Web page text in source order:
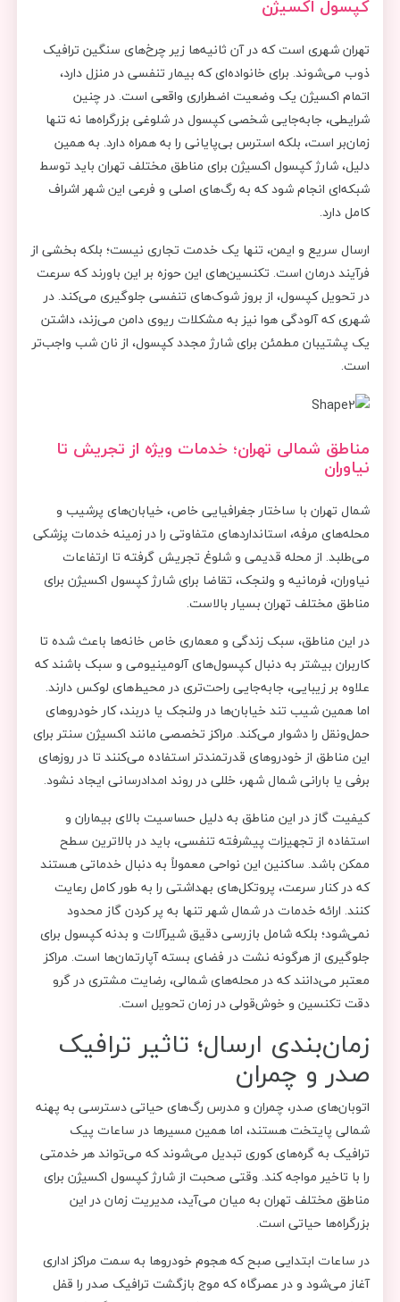
کپسول اکسیژن
تهران شهری است که در آن ثانیه‌ها زیر چرخ‌های سنگین ترافیک
ذوب می‌شوند. برای خانواده‌ای که بیمار تنفسی در منزل دارد،
اتمام اکسیژن یک وضعیت اضطراری واقعی است. در چنین
شرایطی، جابه‌جایی شخصی کپسول در شلوغی بزرگراه‌ها نه تنها
زمان‌بر است، بلکه استرس بی‌پایانی را به همراه دارد. به همین
دلیل، شارژ کپسول اکسیژن برای مناطق مختلف تهران باید توسط
شبکه‌ای انجام شود که به رگ‌های اصلی و فرعی این شهر اشراف
کامل دارد.
ارسال سریع و ایمن، تنها یک خدمت تجاری نیست؛ بلکه بخشی از
فرآیند درمان است. تکنسین‌های این حوزه بر این باورند که سرعت
در تحویل کپسول، از بروز شوک‌های تنفسی جلوگیری می‌کند. در
شهری که آلودگی هوا نیز به مشکلات ریوی دامن می‌زند، داشتن
یک پشتیبان مطمئن برای شارژ مجدد کپسول، از نان شب واجب‌تر
است.
مناطق شمالی تهران؛ خدمات ویژه از تجریش تا
نیاوران
شمال تهران با ساختار جغرافیایی خاص، خیابان‌های پرشیب و
محله‌های مرفه، استانداردهای متفاوتی را در زمینه خدمات پزشکی
می‌طلبد. از محله قدیمی و شلوغ تجریش گرفته تا ارتفاعات
نیاوران، فرمانیه و ولنجک، تقاضا برای شارژ کپسول اکسیژن برای
مناطق مختلف تهران بسیار بالاست.
در این مناطق، سبک زندگی و معماری خاص خانه‌ها باعث شده تا
کاربران بیشتر به دنبال کپسول‌های آلومینیومی و سبک باشند که
علاوه بر زیبایی، جابه‌جایی راحت‌تری در محیط‌های لوکس دارند.
اما همین شیب تند خیابان‌ها در ولنجک یا دربند، کار خودروهای
حمل‌ونقل را دشوار می‌کند. مراکز تخصصی مانند اکسیژن سنتر برای
این مناطق از خودروهای قدرتمندتر استفاده می‌کنند تا در روزهای
برفی یا بارانی شمال شهر، خللی در روند امدادرسانی ایجاد نشود.
کیفیت گاز در این مناطق به دلیل حساسیت بالای بیماران و
استفاده از تجهیزات پیشرفته تنفسی، باید در بالاترین سطح
ممکن باشد. ساکنین این نواحی معمولاً به دنبال خدماتی هستند
که در کنار سرعت، پروتکل‌های بهداشتی را به طور کامل رعایت
کنند. ارائه خدمات در شمال شهر تنها به پر کردن گاز محدود
نمی‌شود؛ بلکه شامل بازرسی دقیق شیرآلات و بدنه کپسول برای
جلوگیری از هرگونه نشت در فضای بسته آپارتمان‌ها است. مراکز
معتبر می‌دانند که در محله‌های شمالی، رضایت مشتری در گرو
دقت تکنسین و خوش‌قولی در زمان تحویل است.
زمان‌بندی ارسال؛ تاثیر ترافیک
صدر و چمران
اتوبان‌های صدر، چمران و مدرس رگ‌های حیاتی دسترسی به پهنه
شمالی پایتخت هستند، اما همین مسیرها در ساعات پیک
ترافیک به گره‌های کوری تبدیل می‌شوند که می‌تواند هر خدمتی
را با تاخیر مواجه کند. وقتی صحبت از شارژ کپسول اکسیژن برای
مناطق مختلف تهران به میان می‌آید، مدیریت زمان در این
بزرگراه‌ها حیاتی است.
در ساعات ابتدایی صبح که هجوم خودروها به سمت مراکز اداری
آغاز می‌شود و در عصرگاه که موج بازگشت ترافیک صدر را قفل